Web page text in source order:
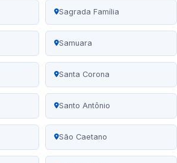
Sagrada Família
Samuara
Santa Corona
Santo Antônio
São Caetano